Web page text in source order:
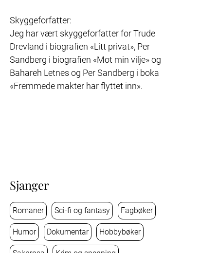
Skyggeforfatter:
Jeg har vært skyggeforfatter for Trude
Drevland i biografien «Litt privat», Per
Sandberg i biografien «Mot min vilje» og
Bahareh Letnes og Per Sandberg i boka
«Fremmede makter har flyttet inn».
Sjanger
Romaner Sci-fi og fantasy Fagbøker
Humor Dokumentar Hobbybøker